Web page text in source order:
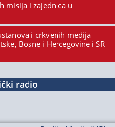
misija i zajednica u
i crkvenih medija
Bosne i Hercegovine i SR
radio